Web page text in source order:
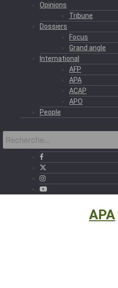
Opinions
Tribune
Dossiers
Focus
Grand angle
International
AFP
APA
ACAP
APO
People
APA